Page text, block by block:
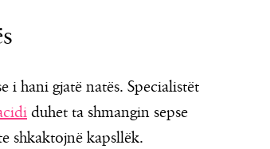
i hani gjatë natës. Specialistët
duhet ta shmangin sepse
shkaktojnë kapsllëk.